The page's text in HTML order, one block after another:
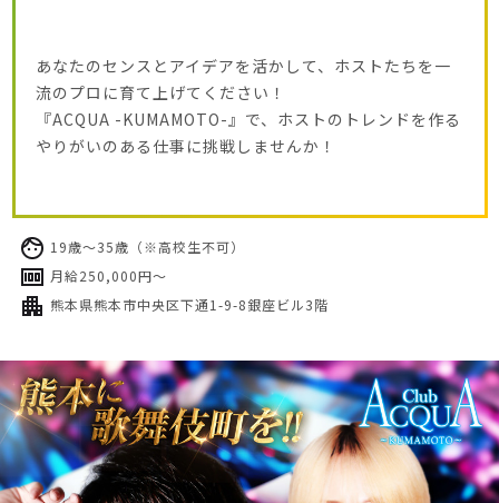
あなたのセンスとアイデアを活かして、ホストたちを一
流のプロに育て上げてください！
『ACQUA -KUMAMOTO-』で、ホストのトレンドを作る
やりがいのある仕事に挑戦しませんか！
19歳～35歳（※高校生不可）
月給250,000円～
熊本県熊本市中央区下通1-9-8銀座ビル3階